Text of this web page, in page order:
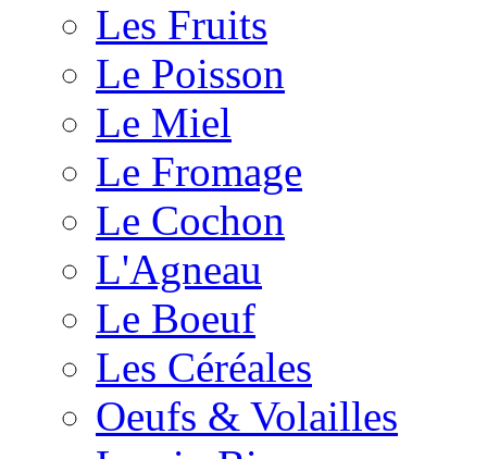
Les Fruits
Le Poisson
Le Miel
Le Fromage
Le Cochon
L'Agneau
Le Boeuf
Les Céréales
Oeufs & Volailles